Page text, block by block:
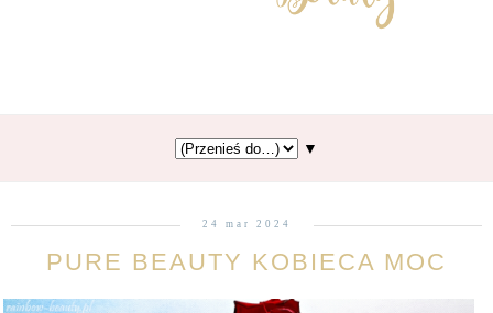
▼
24 mar 2024
PURE BEAUTY KOBIECA MOC